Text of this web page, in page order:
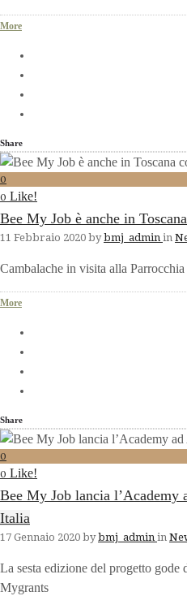
More
Share
0
0 Like!
Bee My Job è anche in
11 Febbraio 2020 by bmj_admin in
Cambalache in visita alla
More
Share
0
0 Like!
Bee My Job lancia
Italia
17 Gennaio 2020 by bmj_admin in
La sesta edizione del progetto
Mygrants